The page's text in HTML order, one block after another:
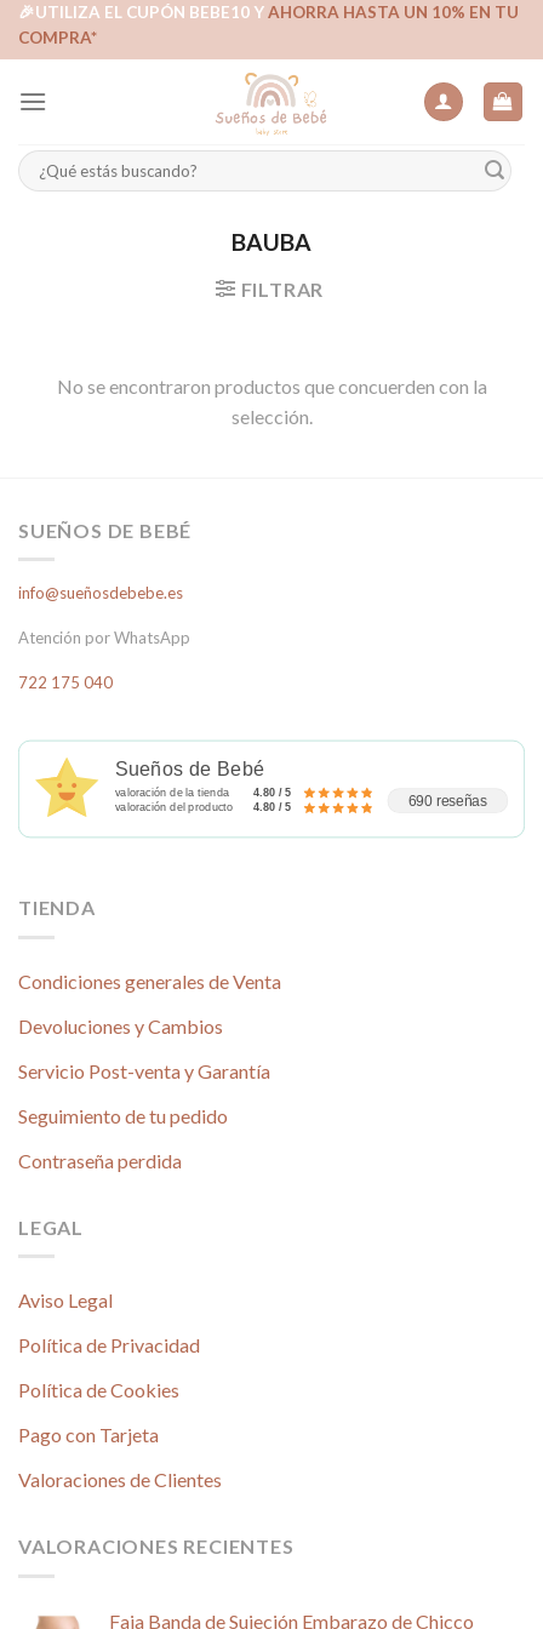
Skip🎉UTILIZA EL CUPÓN BEBE10 YAHORRA HASTA UN 10% EN TU
COMPRA*
Buscar
por:
BAUBA
FILTRAR
No se encontraron productos que concuerden con la
selección.
SUEÑOS DE BEBÉ
info@sueñosdebebe.es
Atención por WhatsApp
722 175 040
Sueños de Bebé
valoración de la tienda
4.80 / 5
valoración del producto
4.80 / 5 690 reseñas
TIENDA
Condiciones generales de Venta
Devoluciones y Cambios
Servicio Post-venta y Garantía
Seguimiento de tu pedido
Contraseña perdida
LEGAL
Aviso Legal
Política de Privacidad
Política de Cookies
Pago con Tarjeta
Valoraciones de Clientes
VALORACIONES RECIENTES
Faja Banda de Sujeción Embarazo de Chicco